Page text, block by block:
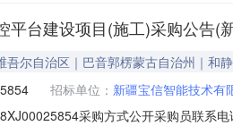
平台建设项目(施工)采购公告(
吾尔自治区｜巴音郭楞蒙古自治州｜和
招标单位： 新疆宝信智能技术有
采购方式公开采购员联系